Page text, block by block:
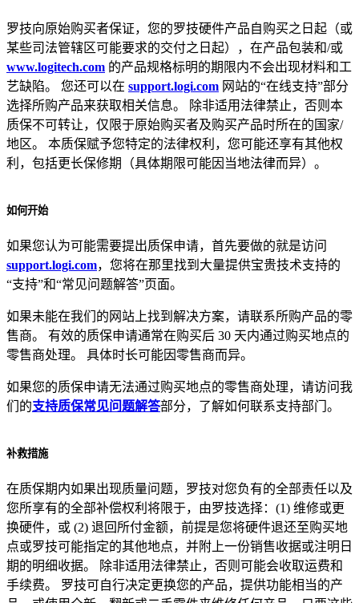
罗技向原始购买者保证，您的罗技硬件产品自购买之日起（或
某些司法管辖区可能要求的交付之日起），在产品包装和/或
www.logitech.com 的产品规格标明的期限内不会出现材料和工
艺缺陷。 您还可以在 support.logi.com 网站的“在线支持”部分
选择所购产品来获取相关信息。 除非适用法律禁止，否则本
质保不可转让，仅限于原始购买者及购买产品时所在的国家/
地区。 本质保赋予您特定的法律权利，您可能还享有其他权
利，包括更长保修期（具体期限可能因当地法律而异）。
如何开始
如果您认为可能需要提出质保申请，首先要做的就是访问
support.logi.com，您将在那里找到大量提供宝贵技术支持的
“支持”和“常见问题解答”页面。
如果未能在我们的网站上找到解决方案，请联系所购产品的零
售商。 有效的质保申请通常在购买后 30 天内通过购买地点的
零售商处理。 具体时长可能因零售商而异。
如果您的质保申请无法通过购买地点的零售商处理，请访问我
们的支持质保常见问题解答部分，了解如何联系支持部门。
补救措施
在质保期内如果出现质量问题，罗技对您负有的全部责任以及
您所享有的全部补偿权利将限于，由罗技选择：(1) 维修或更
换硬件，或 (2) 退回所付金额，前提是您将硬件退还至购买地
点或罗技可能指定的其他地点，并附上一份销售收据或注明日
期的明细收据。 除非适用法律禁止，否则可能会收取运费和
手续费。 罗技可自行决定更换您的产品，提供功能相当的产